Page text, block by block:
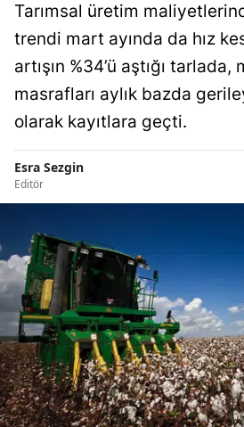
Tarımsal üretim
trendi mart ayında da hız
artışın %34’ü aştığı tarlada,
masrafları aylık bazda
olarak kayıtlara geçti.
Esra Sezgin
Editör